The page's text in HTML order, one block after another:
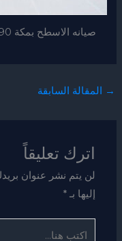
صيانه الاسطح بمكة 0539379390
→ المقالة السابقة
اترك تعليقاً
لن يتم نشر عنوان
إليها بـ*